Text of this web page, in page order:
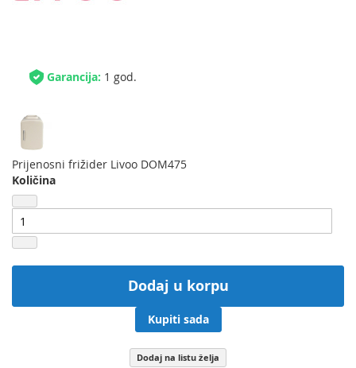
Garancija: 1 god.
Prijenosni frižider Livoo DOM475
Količina
Dodaj u korpu
Kupiti sada
Dodaj na listu želja